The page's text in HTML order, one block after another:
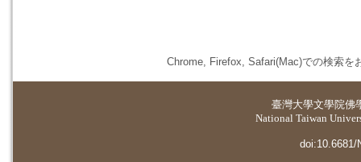
Chrome, Firefox, Safari(Mac)での検索を
臺灣大學文學院佛
National Taiwan
doi:10.6681/